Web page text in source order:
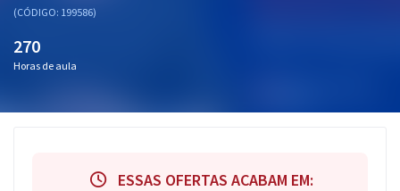
Conteúdo gratuito
(CÓDIGO: 199586)
270
Horas de aula
ESSAS OFERTAS ACABAM EM: